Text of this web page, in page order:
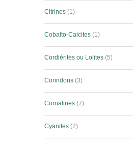
Citrines 1
Cobalto-Calcites 1
Cordiérites ou Lolites 5
Corindons 3
Cornalines 7
Cyanites 2